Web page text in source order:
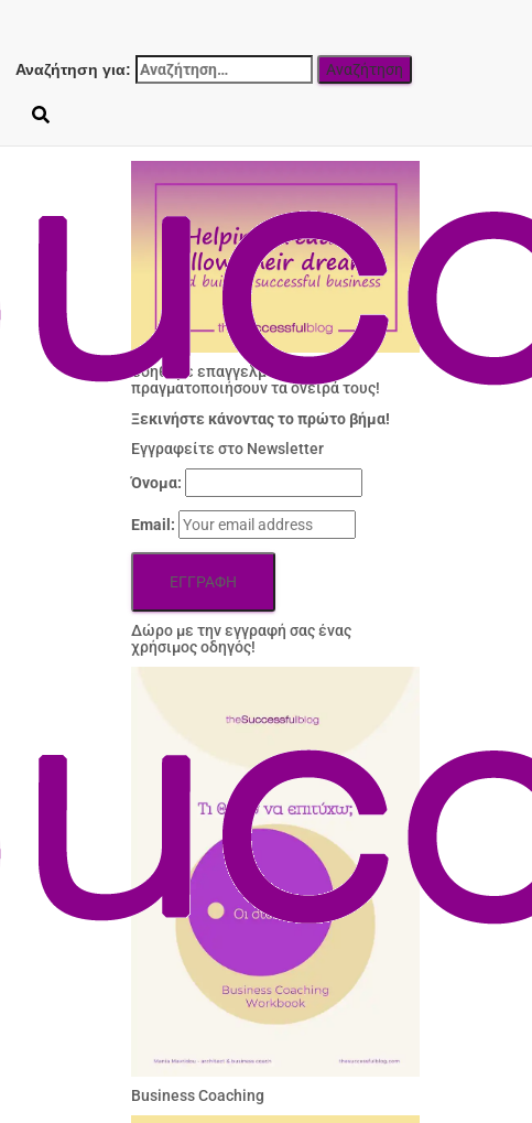
Αναζήτηση για:
Βοηθάμε επαγγελματίες να
πραγματοποιήσουν τα όνειρά τους!
Ξεκινήστε κάνοντας το πρώτο βήμα!
Εγγραφείτε στο Newsletter
Όνομα:
Email:
Δώρo με την εγγραφή σας ένας
χρήσιμος οδηγός!
Business Coaching